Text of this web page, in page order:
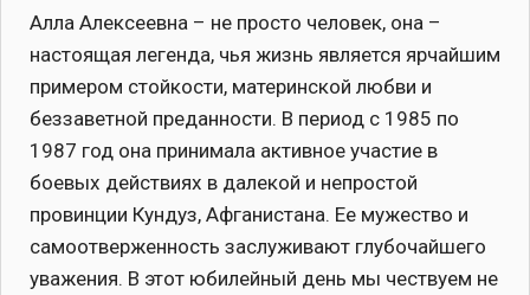
Алла Алексеевна – не просто человек, она –
настоящая легенда, чья жизнь является ярчайшим
примером стойкости, материнской любви и
беззаветной преданности. В период с 1985 по
1987 год она принимала активное участие в
боевых действиях в далекой и непростой
провинции Кундуз, Афганистана. Ее мужество и
самоотверженность заслуживают глубочайшего
уважения. В этот юбилейный день мы чествуем не